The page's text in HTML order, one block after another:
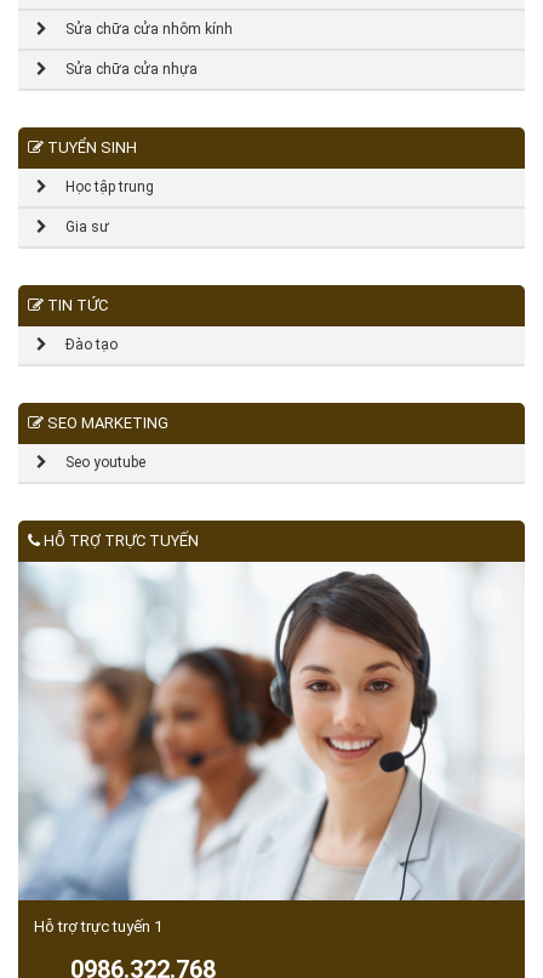
Sửa chữa cửa nhôm kính
Sửa chữa cửa nhựa
TUYỂN SINH
Học tập trung
Gia sư
TIN TỨC
Đào tạo
SEO MARKETING
Seo youtube
HỖ TRỢ TRỰC TUYẾN
Hỗ trợ trực tuyến 1
0986.322.768